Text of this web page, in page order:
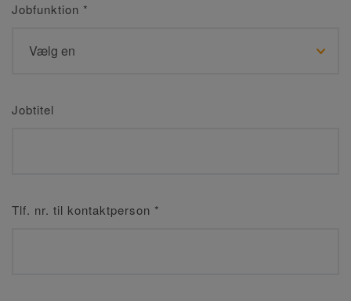
Jobfunktion *
Jobtitel
Tlf. nr. til kontaktperson *